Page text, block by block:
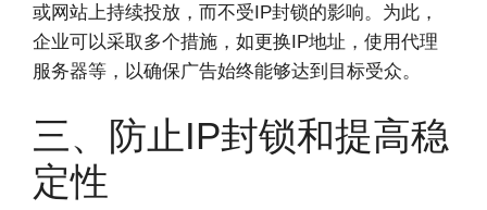
或网站上持续投放，而不受IP封锁的影响。为此，
企业可以采取多个措施，如更换IP地址，使用代理
服务器等，以确保广告始终能够达到目标受众。
三、防止IP封锁和提高稳
定性